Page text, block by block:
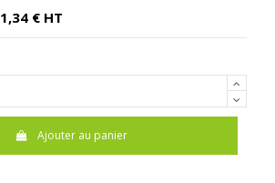
1,34 € HT
Ajouter au panier